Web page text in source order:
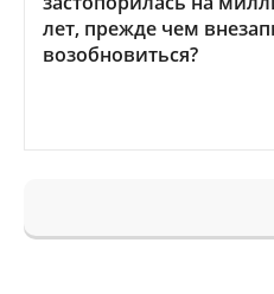
лет, прежде чем
возобновиться?